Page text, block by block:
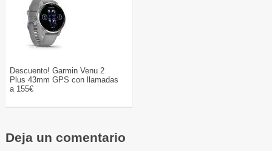
Descuento! Garmin Venu 2
Plus 43mm GPS con llamadas
a 155€
Deja un comentario